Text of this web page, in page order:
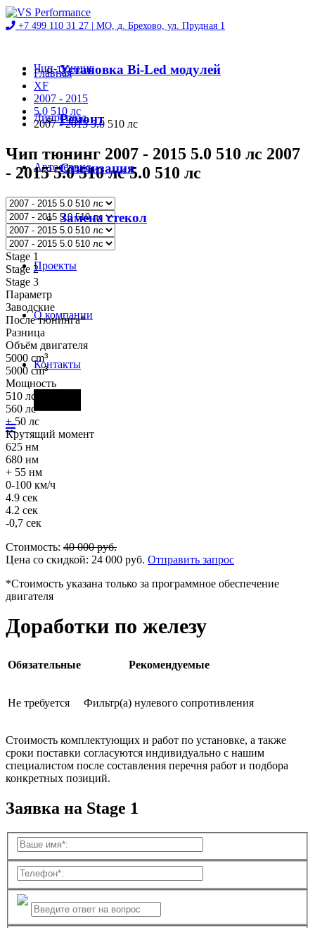
+7 499 110 31 27 | МО, д. Брехово, ул. Прудная 1
Чип-тюнинг
Диностенд
Автосервис
Магазин
Проекты
О компании
Контакты
Установка Bi-Led модулей
Ремонт
Стилизация
Замена стекол
Главная
XF
2007 - 2015
5.0 510 лс
2007 - 2015 5.0 510 лс
Чип тюнинг 2007 - 2015 5.0 510 лс 2007
- 2015 5.0 510 лс 5.0 510 лс
Stage 1
Stage 2
Stage 3
Параметр
Заводские
После тюнинга*
Разница
Объём двигателя
5000 cm³
5000 cm³
Мощность
510 лс
560 лс
+ 50 лс
Крутящий момент
625 нм
680 нм
+ 55 нм
0-100 км/ч
4.9 сек
4.2 сек
-0,7 сек
Стоимость: 40 000руб.
Цена со скидкой: 24 000 руб. Отправить запрос
*Стоимость указана только за программное обеспечение
двигателя
Доработки по железу
Обязательные Рекомендуемые
Не требуется Фильтр(а) нулевого сопротивления
Стоимость комплектующих и работ по установке, а также
сроки поставки согласуются индивидуально с нашим
специалистом после составления перечня работ и подбора
конкретных позиций.
Заявка на Stage 1